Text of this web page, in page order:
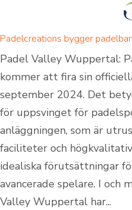
Padel Valley Wuppertal:
kommer att fira sin
september 2024. Det
för uppsvinget för
anläggningen, som är
faciliteter och
idealiska förutsättningar
avancerade spelare. I och
Valley Wuppertal har...